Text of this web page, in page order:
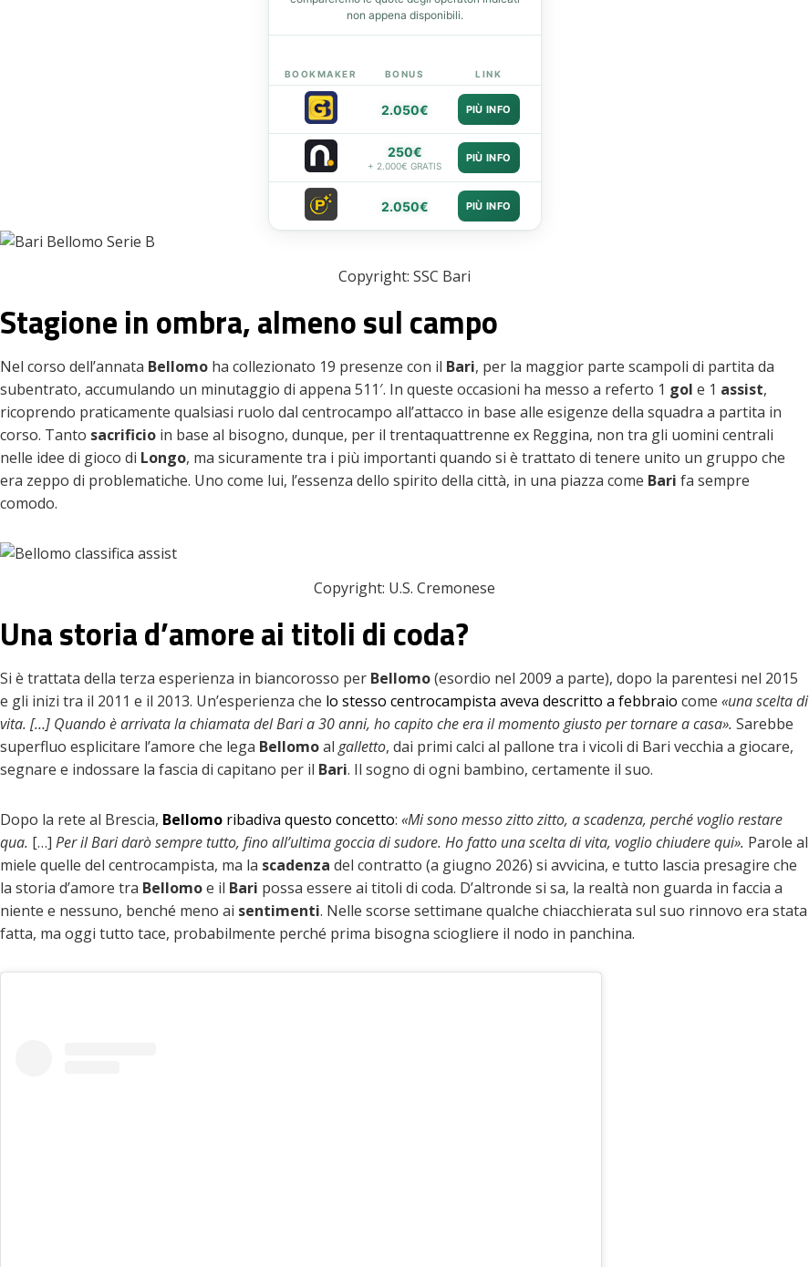
non appena disponibili.
BOOKMAKER BONUS LINK
2.050€ PIÙ INFO
250€
+ 2.000€ GRATIS
PIÙ INFO
2.050€ PIÙ INFO
Copyright: SSC Bari
Stagione in ombra, almeno sul campo
Nel corso dell’annata Bellomo ha collezionato 19 presenze con il Bari, per la maggior parte scampoli di partita da
subentrato, accumulando un minutaggio di appena 511′. In queste occasioni ha messo a referto 1 gol e 1 assist,
ricoprendo praticamente qualsiasi ruolo dal centrocampo all’attacco in base alle esigenze della squadra a partita in
corso. Tanto sacrificio in base al bisogno, dunque, per il trentaquattrenne ex Reggina, non tra gli uomini centrali
nelle idee di gioco di Longo, ma sicuramente tra i più importanti quando si è trattato di tenere unito un gruppo che
era zeppo di problematiche. Uno come lui, l’essenza dello spirito della città, in una piazza come Bari fa sempre
comodo.
Copyright: U.S. Cremonese
Una storia d’amore ai titoli di coda?
Si è trattata della terza esperienza in biancorosso per Bellomo(esordio nel 2009 a parte), dopo la parentesi nel 2015
e gli inizi tra il 2011 e il 2013. Un’esperienza che lo stesso centrocampista aveva descritto a febbraio come «una scelta di
vita. […] Quando è arrivata la chiamata del Bari a 30 anni, ho capito che era il momento giusto per tornare a casa». Sarebbe
superfluo esplicitare l’amore che lega Bellomoal galletto, dai primi calci al pallone tra i vicoli di Bari vecchia a giocare,
segnare e indossare la fascia di capitano per il Bari. Il sogno di ogni bambino, certamente il suo.
Dopo la rete al Brescia, Bellomo ribadiva questo concetto: «Mi sono messo zitto zitto, a scadenza, perché voglio restare
qua. […] Per il Bari darò sempre tutto, fino all’ultima goccia di sudore. Ho fatto una scelta di vita, voglio chiudere qui». Parole al
miele quelle del centrocampista, ma la scadenza del contratto (a giugno 2026) si avvicina, e tutto lascia presagire che
la storia d’amore tra Bellomoe il Bari possa essere ai titoli di coda. D’altronde si sa, la realtà non guarda in faccia a
niente e nessuno, benché meno ai sentimenti. Nelle scorse settimane qualche chiacchierata sul suo rinnovo era stata
fatta, ma oggi tutto tace, probabilmente perché prima bisogna sciogliere il nodo in panchina.